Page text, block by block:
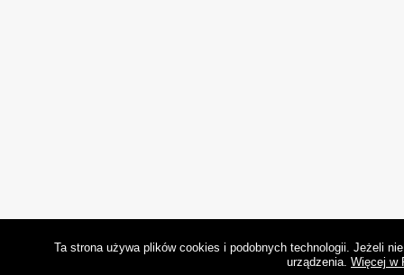
Ta strona używa plików cookies i podobnych technologii. Jeżeli
urządzenia. Więcej w